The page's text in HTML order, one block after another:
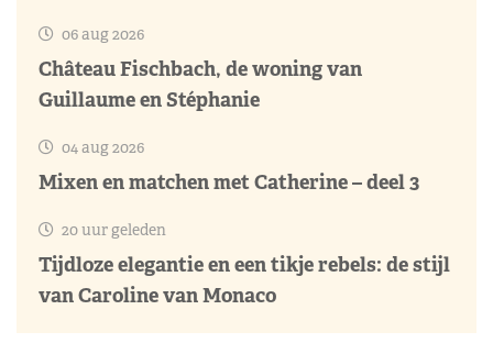
06 aug 2026
Château Fischbach, de woning van
Guillaume en Stéphanie
04 aug 2026
Mixen en matchen met Catherine – deel 3
20 uur geleden
Tijdloze elegantie en een tikje rebels: de stijl
van Caroline van Monaco